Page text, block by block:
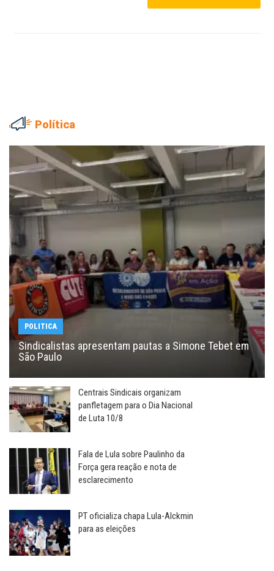
Política
POLITICA
Sindicalistas apresentam pautas a Simone Tebet em
São Paulo
Centrais Sindicais organizam
panfletagem para o Dia Nacional
de Luta 10/8
Fala de Lula sobre Paulinho da
Força gera reação e nota de
esclarecimento
PT oficializa chapa Lula-Alckmin
para as eleições